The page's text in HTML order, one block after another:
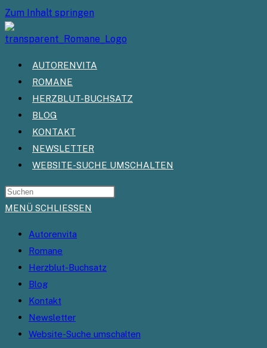
Zum Inhalt springen
AUTORENVITA
ROMANE
HERZBLUT-BUCHSATZ
BLOG
KONTAKT
NEWSLETTER
WEBSITE-SUCHE UMSCHALTEN
MENÜ SCHLIESSEN
Autorenvita
Romane
Herzblut-Buchsatz
Blog
Kontakt
Newsletter
Website-Suche umschalten